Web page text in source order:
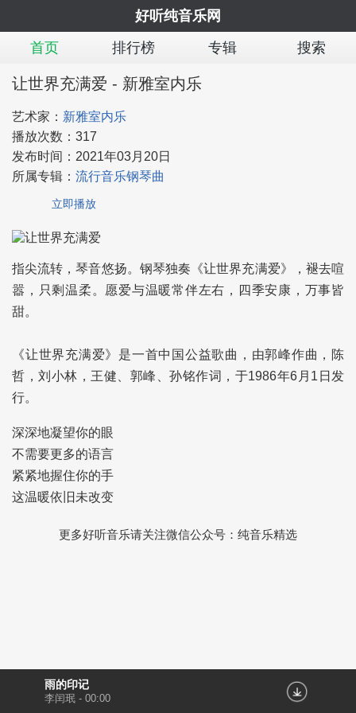
好听纯音乐网
首页
排行榜 专辑 搜索
让世界充满爱 - 新雅室内乐
艺术家： 新雅室内乐
播放次数： 317
发布时间： 2021年03月20日
所属专辑： 流行音乐钢琴曲
立即播放
指尖流转，琴音悠扬。钢琴独奏《让世界充满爱》，褪去喧
嚣，只剩温柔。愿爱与温暖常伴左右，四季安康，万事皆
甜。
《让世界充满爱》是一首中国公益歌曲，由郭峰作曲，陈
哲，刘小林，王健、郭峰、孙铭作词，于1986年6月1日发
行。
深深地凝望你的眼
不需要更多的语言
紧紧地握住你的手
这温暖依旧未改变
更多好听音乐请关注微信公众号：纯音乐精选
雨的印记
李闰珉 - 00:00